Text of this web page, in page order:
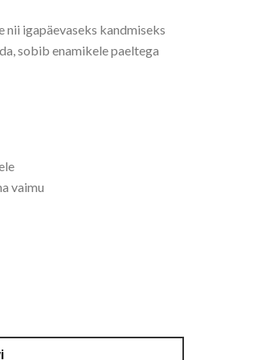
igapäevaseks kandmiseks
sobib enamikele paeltega
vaimu